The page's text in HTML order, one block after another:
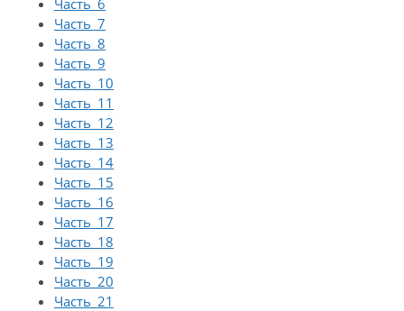
Часть 7
Часть 8
Часть 9
Часть 10
Часть 11
Часть 12
Часть 13
Часть 14
Часть 15
Часть 16
Часть 17
Часть 18
Часть 19
Часть 20
Часть 21